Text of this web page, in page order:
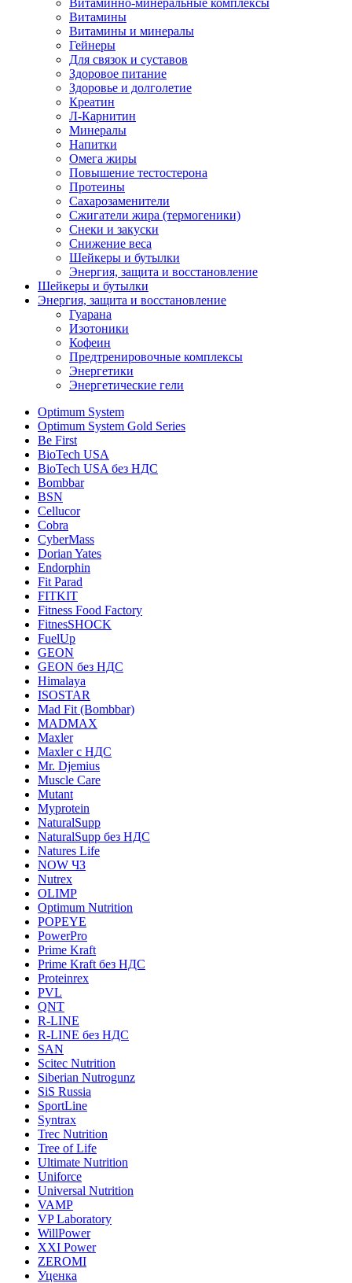
Витамины
Витамины и минералы
Гейнеры
Для связок и суставов
Здоровое питание
Здоровье и долголетие
Креатин
Л-Карнитин
Минералы
Напитки
Омега жиры
Повышение тестостерона
Протеины
Сахарозаменители
Сжигатели жира (термогеники)
Снеки и закуски
Снижение веса
Шейкеры и бутылки
Энергия, защита и восстановление
Шейкеры и бутылки
Энергия, защита и восстановление
Гуарана
Изотоники
Кофеин
Предтренировочные комплексы
Энергетики
Энергетические гели
Optimum System
Optimum System Gold Series
Be First
BioTech USA
BioTech USA без НДС
Bombbar
BSN
Cellucor
Cobra
CyberMass
Dorian Yates
Endorphin
Fit Parad
FITKIT
Fitness Food Factory
FitnesSHOCK
FuelUp
GEON
GEON без НДС
Himalaya
ISOSTAR
Mad Fit (Bombbar)
MADMAX
Maxler
Maxler с НДС
Mr. Djemius
Muscle Care
Mutant
Myprotein
NaturalSupp
NaturalSupp без НДС
Natures Life
NOW ЧЗ
Nutrex
OLIMP
Optimum Nutrition
POPEYE
PowerPro
Prime Kraft
Prime Kraft без НДС
Proteinrex
PVL
QNT
R-LINE
R-LINE без НДС
SAN
Scitec Nutrition
Siberian Nutrogunz
SiS Russia
SportLine
Syntrax
Trec Nutrition
Tree of Life
Ultimate Nutrition
Uniforce
Universal Nutrition
VAMP
VP Laboratory
WillPower
XXI Power
ZEROMI
Уценка